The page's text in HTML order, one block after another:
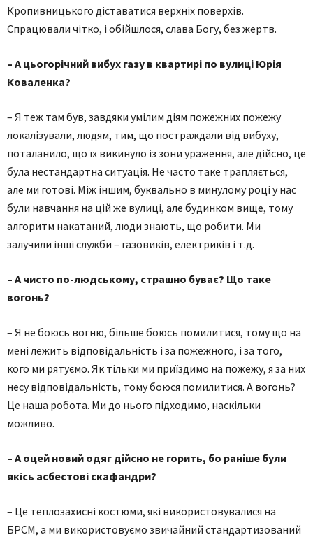
Кропивницького діставатися верхніх поверхів.
Спрацювали чітко, і обійшлося, слава Богу, без жертв.
– А цьогорічний вибух газу в квартирі по вулиці Юрія
Коваленка?
– Я теж там був, завдяки умілим діям пожежних пожежу
локалізували, людям, тим, що постраждали від вибуху,
поталанило, що їх викинуло із зони ураження, але дійсно, це
була нестандартна ситуація. Не часто таке трапляється,
але ми готові. Між іншим, буквально в минулому році у нас
були навчання на цій же вулиці, але будинком вище, тому
алгоритм накатаний, люди знають, що робити. Ми
залучили інші служби – газовиків, електриків і т.д.
– А чисто по-людському, страшно буває? Що таке
вогонь?
– Я не боюсь вогню, більше боюсь помилитися, тому що на
мені лежить відповідальність і за пожежного, і за того,
кого ми рятуємо. Як тільки ми приїздимо на пожежу, я за них
несу відповідальність, тому боюся помилитися. А вогонь?
Це наша робота. Ми до нього підходимо, наскільки
можливо.
– А оцей новий одяг дійсно не горить, бо раніше були
якісь асбестові скафандри?
– Це теплозахисні костюми, які використовувалися на
БРСМ, а ми використовуємо звичайний стандартизований